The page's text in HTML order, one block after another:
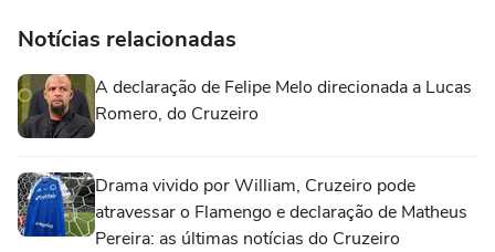
Notícias relacionadas
A declaração de Felipe Melo direcionada a Lucas
Romero, do Cruzeiro
Drama vivido por William, Cruzeiro pode
atravessar o Flamengo e declaração de Matheus
Pereira: as últimas notícias do Cruzeiro